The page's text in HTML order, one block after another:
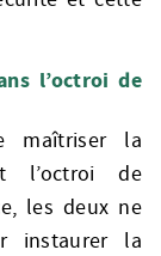
l’octroi de
maîtriser la
l’octroi de
les deux ne
instaurer la